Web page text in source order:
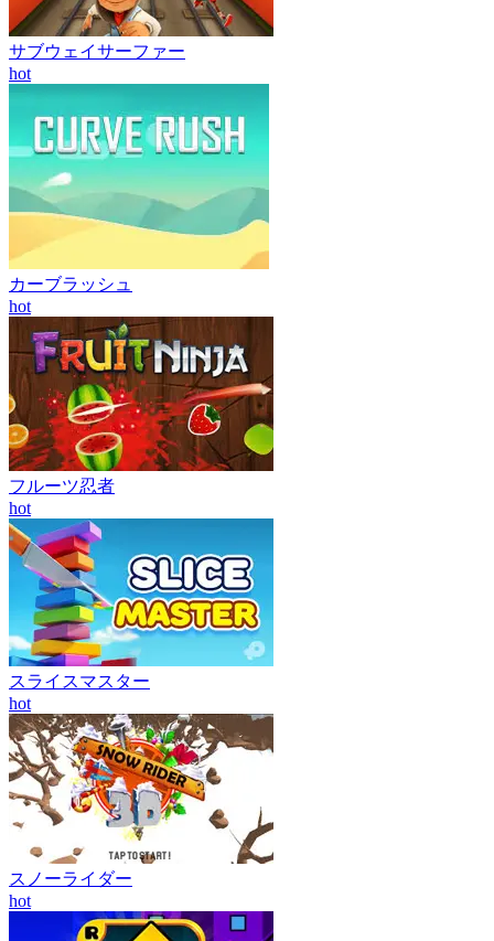
サブウェイサーファー
hot
カーブラッシュ
hot
フルーツ忍者
hot
スライスマスター
hot
スノーライダー
hot